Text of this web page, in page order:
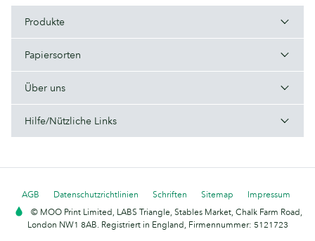
Produkte
Papiersorten
Über uns
Hilfe/Nützliche Links
AGB Datenschutzrichtlinien Schriften Sitemap
Impressum
© MOO Print Limited, LABS Triangle, Stables Market, Chalk Farm Road,
London NW1 8AB. Registriert in England, Firmennummer: 5121723